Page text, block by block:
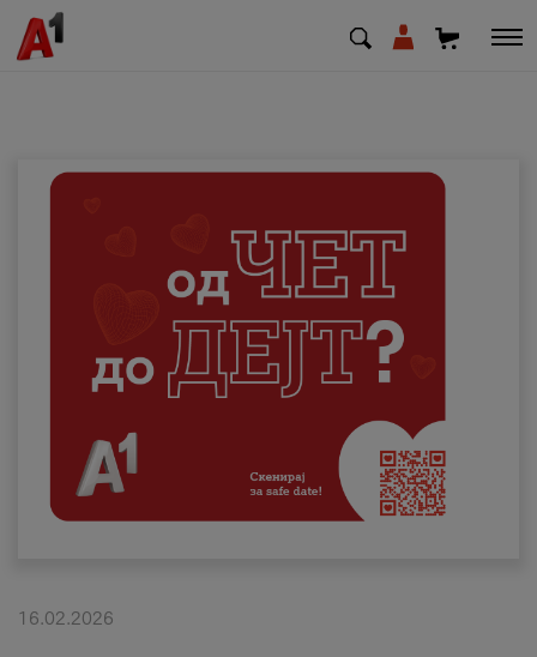
Деловни
Поддршка
Надополни кредит
Плати сметка
#ПодобарОнлајн
16.02.2026